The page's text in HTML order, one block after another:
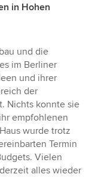
in Hohen
und die
im Berliner
und ihrer
der
Nichts konnte sie
empfohlenen
wurde trotz
Termin
Vielen
alles wieder